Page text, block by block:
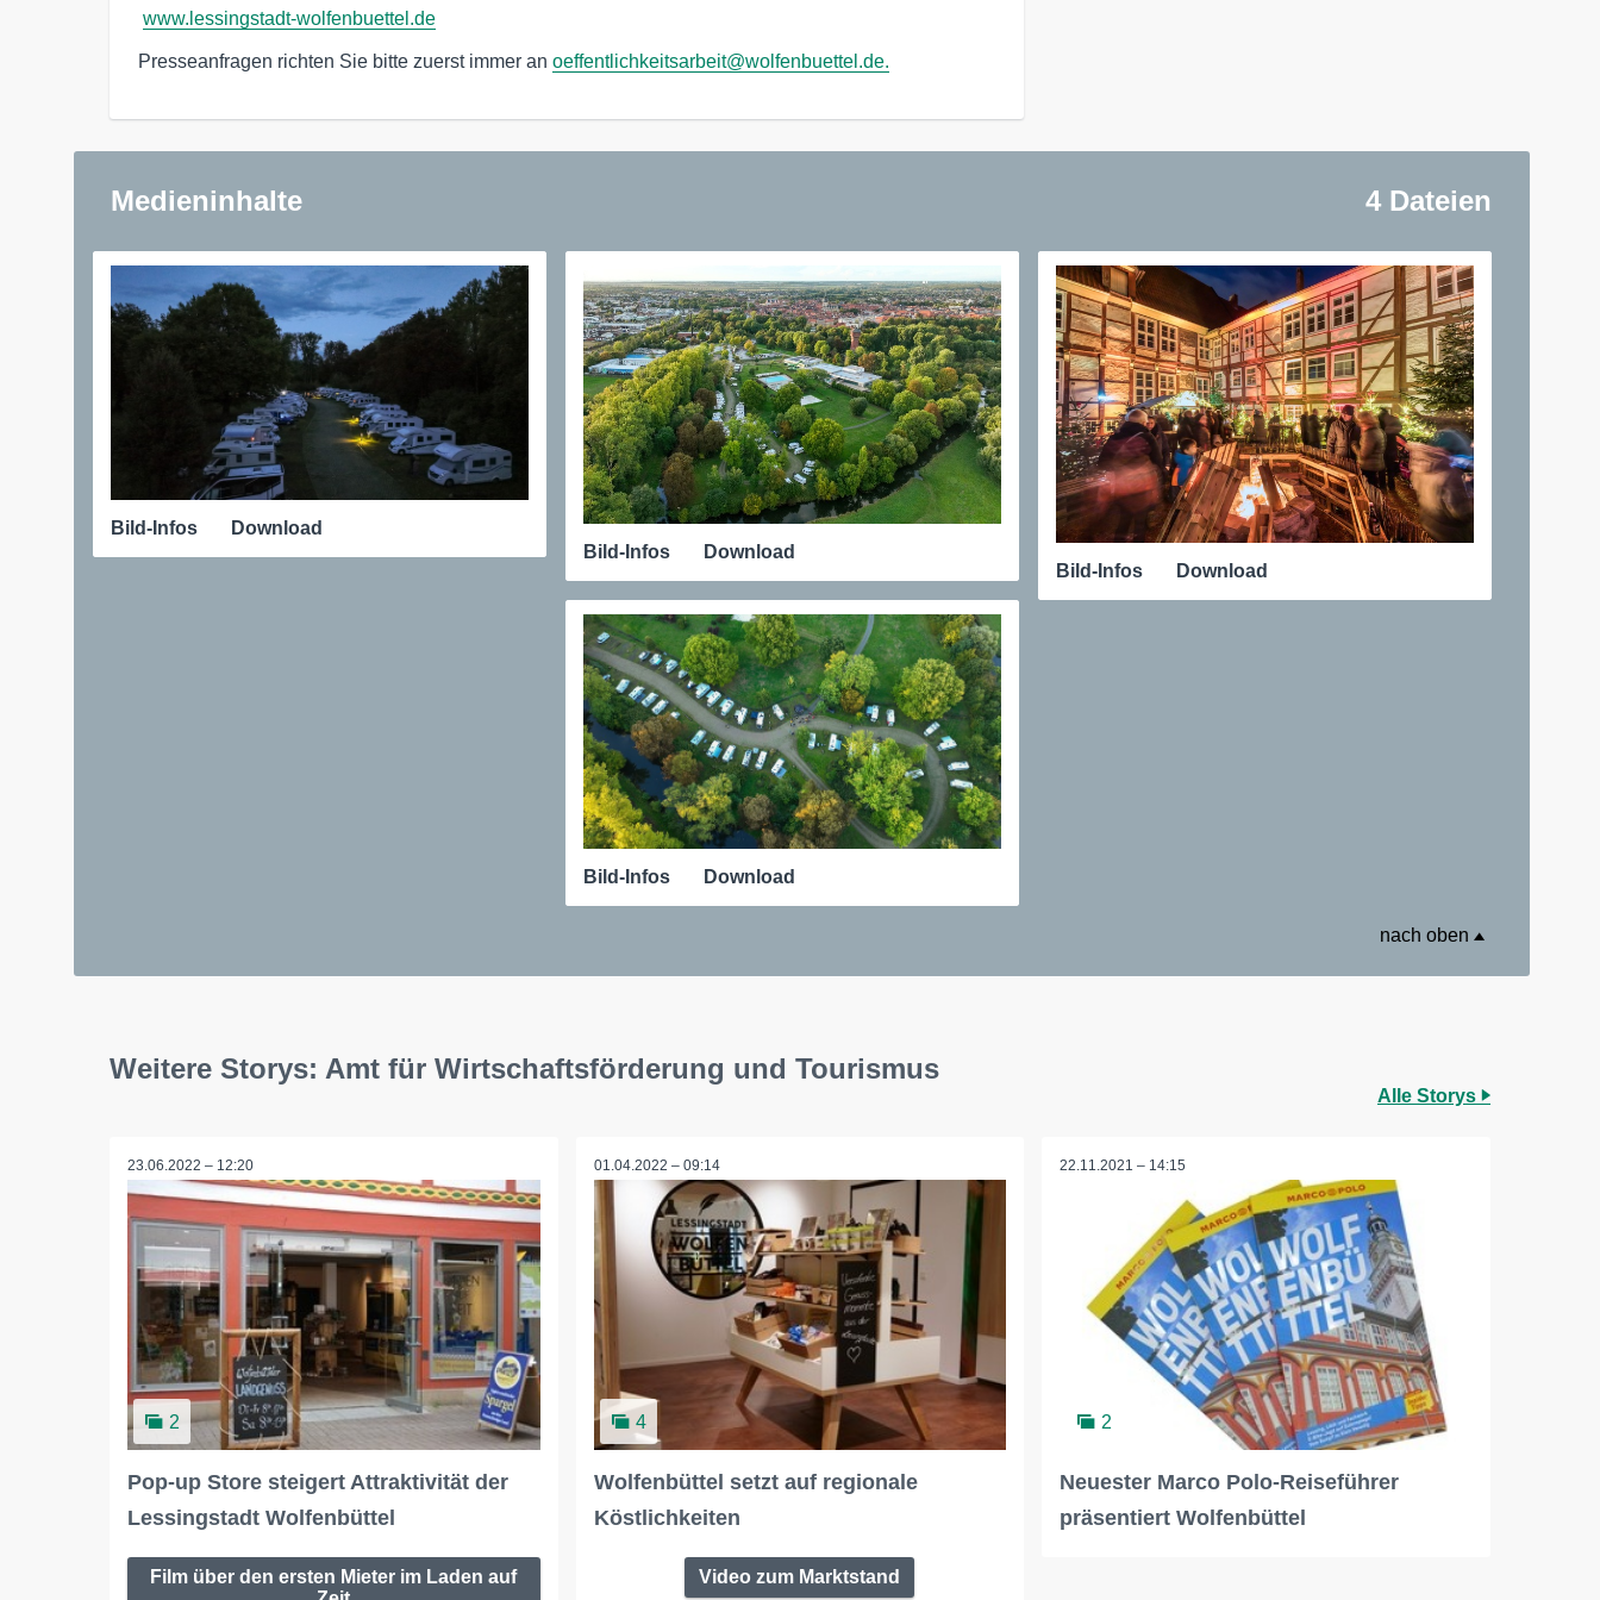
www.lessingstadt-wolfenbuettel.de
Presseanfragen richten Sie bitte zuerst immer an oeffentlichkeitsarbeit@wolfenbuettel.de.
Medieninhalte 4 Dateien
Bild-Infos
Download
Bild-Infos
Download
Bild-Infos Download
Bild-Infos Download
nach oben
Weitere Storys: Amt für Wirtschaftsförderung und Tourismus
Alle Storys
23.06.2022 – 12:20
2
Pop-up Store steigert Attraktivität der
Lessingstadt Wolfenbüttel
Film über den ersten Mieter im Laden auf
01.04.2022 – 09:14
4
Wolfenbüttel setzt auf regionale
Köstlichkeiten
Video zum Marktstand
22.11.2021 – 14:15
2
Neuester Marco Polo-Reiseführer
präsentiert Wolfenbüttel